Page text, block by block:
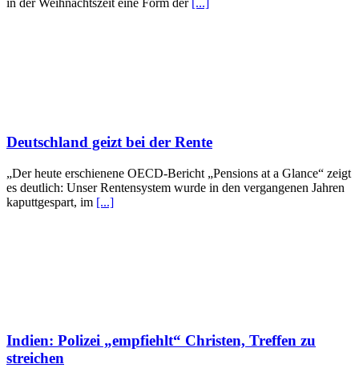
in der Weihnachtszeit eine Form der [...]
Deutschland geizt bei der Rente
„Der heute erschienene OECD-Bericht „Pensions at a Glance“ zeigt
es deutlich: Unser Rentensystem wurde in den vergangenen Jahren
kaputtgespart, im [...]
Indien: Polizei „empfiehlt“ Christen, Treffen zu
streichen